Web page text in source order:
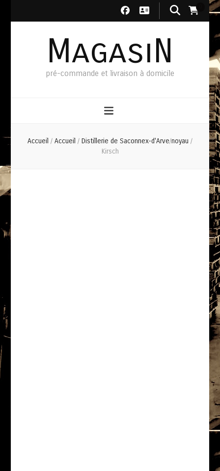
MagasiN
pré-commande et livraison à domicile
Accueil / Accueil / Distillerie de Saconnex-d'Arve/noyau /
Kirsch